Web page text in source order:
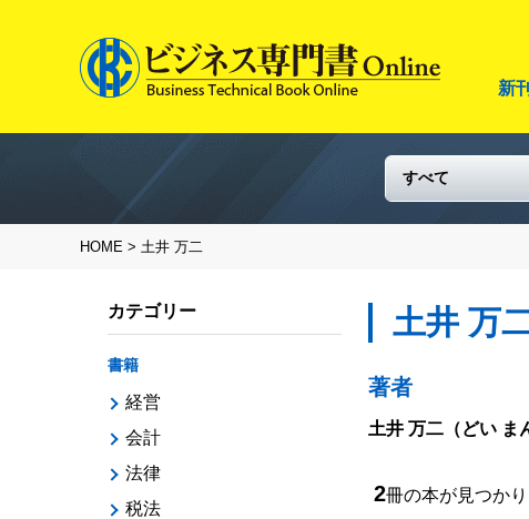
新
HOME > 土井 万二
土井 万
著者
土井 万二 （どい ま
2冊の本が見つか
カテゴリー
書籍
経営
会計
法律
税法